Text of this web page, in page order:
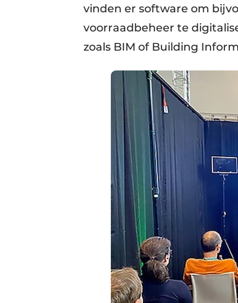
vinden er software om
voorraadbeheer te
zoals BIM of Building